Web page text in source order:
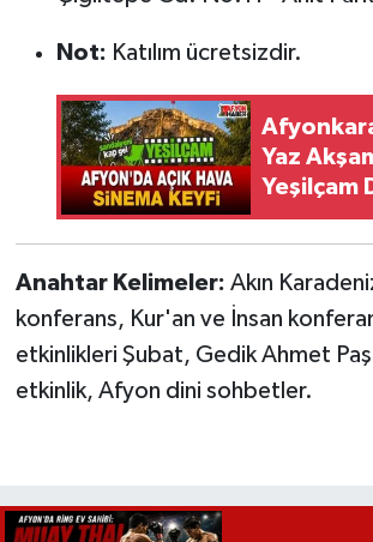
Not: Katılım ücretsizdir.
Yaz
Yeşilçam
Anahtar Kelimeler: Akın
konferans, Kur'an ve İnsan
etkinlikleri Şubat, Gedik Ahmet
etkinlik, Afyon dini sohbetler.